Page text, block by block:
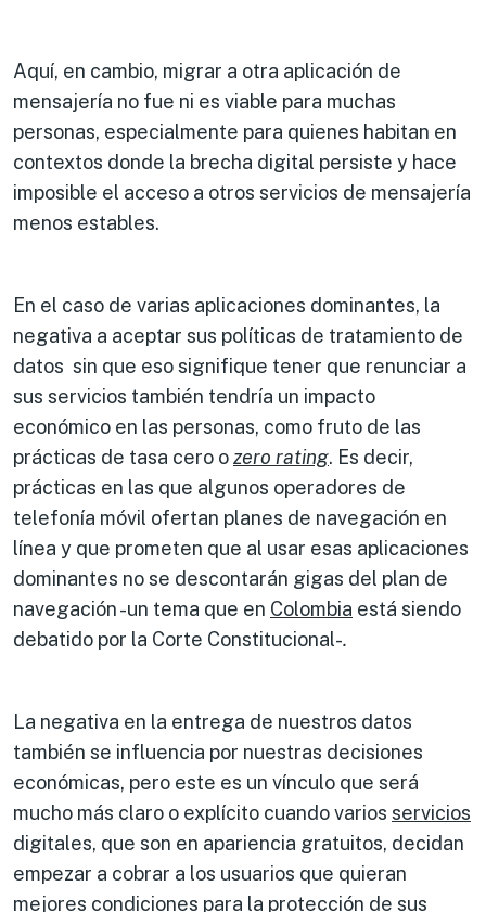
Aquí, en cambio, migrar a otra aplicación de
mensajería no fue ni es viable para muchas
personas, especialmente para quienes habitan en
contextos donde la brecha digital persiste y hace
imposible el acceso a otros servicios de mensajería
menos estables.
En el caso de varias aplicaciones dominantes, la
negativa a aceptar sus políticas de tratamiento de
datos sin que eso signifique tener que renunciar a
sus servicios también tendría un impacto
económico en las personas, como fruto de las
prácticas de tasa cero ozero rating. Es decir,
prácticas en las que algunos operadores de
telefonía móvil ofertan planes de navegación en
línea y que prometen que al usar esas aplicaciones
dominantes no se descontarán gigas del plan de
navegación -un tema que en Colombia está siendo
debatido por la Corte Constitucional-.
La negativa en la entrega de nuestros datos
también se influencia por nuestras decisiones
económicas, pero este es un vínculo que será
mucho más claro o explícito cuando varios servicios
digitales, que son en apariencia gratuitos, decidan
empezar a cobrar a los usuarios que quieran
mejores condiciones para la protección de sus